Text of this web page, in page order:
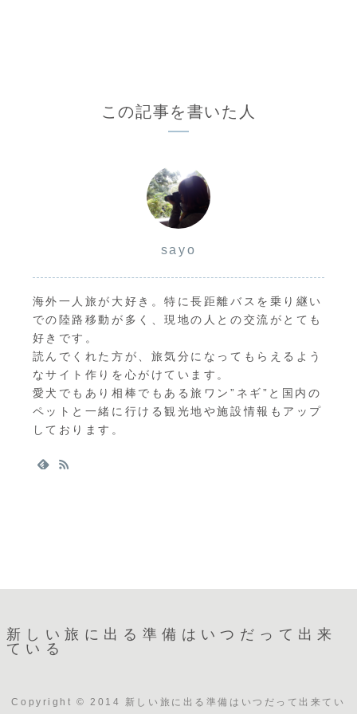
この記事を書いた人
sayo
海外一人旅が大好き。特に長距離バスを乗り継い
での陸路移動が多く、現地の人との交流がとても
好きです。
読んでくれた方が、旅気分になってもらえるよう
なサイト作りを心がけています。
愛犬でもあり相棒でもある旅ワン”ネギ”と国内の
ペットと一緒に行ける観光地や施設情報もアップ
しております。
新しい旅に出る準備はいつだって出来
ている
Copyright © 2014 新しい旅に出る準備はいつだって出来てい